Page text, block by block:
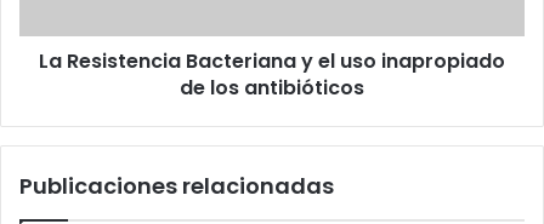
los
antibióticos
La Resistencia Bacteriana y el uso inapropiado
de los antibióticos
Publicaciones relacionadas